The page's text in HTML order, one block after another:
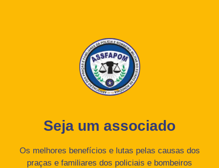
Seja um associado
Os melhores benefícios e lutas pelas causas dos
praças e familiares dos policiais e bombeiros